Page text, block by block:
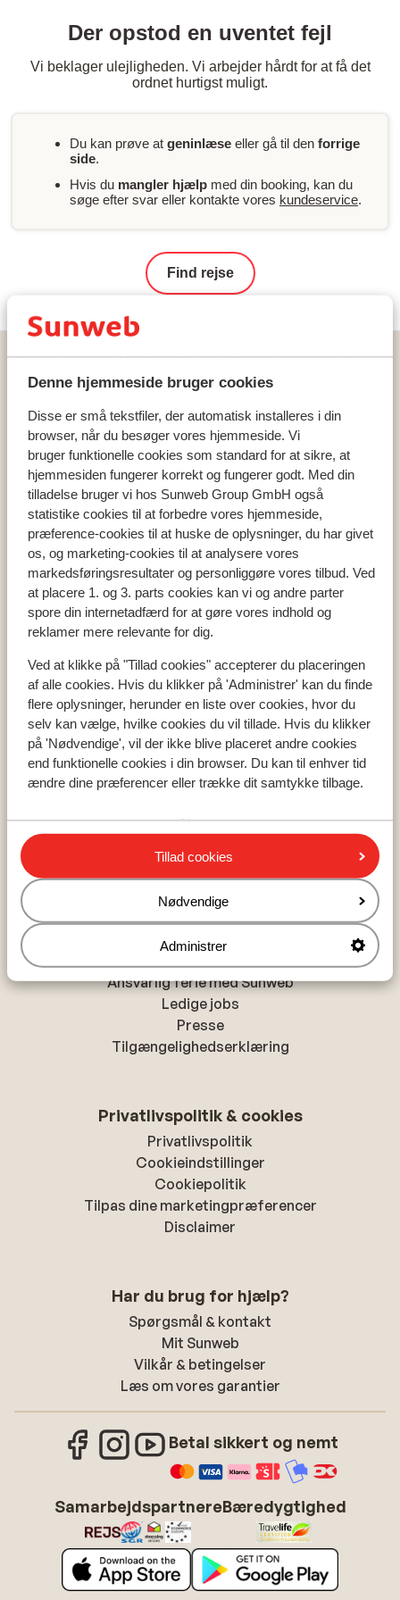
Denne hjemmeside bruger cookies
Disse er små tekstfiler, der automatisk installeres i din
browser, når du besøger vores hjemmeside. Vi
bruger funktionelle cookies som standard for at sikre, at
hjemmesiden fungerer korrekt og fungerer godt. Med din
tilladelse bruger vi hos Sunweb Group GmbH også
statistike cookies til at forbedre vores hjemmeside,
præference-cookies til at huske de oplysninger, du har givet
os, og marketing-cookies til at analysere vores
markedsføringsresultater og personliggøre vores tilbud. Ved
at placere 1. og 3. parts cookies kan vi og andre parter
spore din internetadfærd for at gøre vores indhold og
reklamer mere relevante for dig.
Ved at klikke på "Tillad cookies" accepterer du placeringen
af alle cookies. Hvis du klikker på 'Administrer' kan du finde
flere oplysninger, herunder en liste over cookies, hvor du
selv kan vælge, hvilke cookies du vil tillade. Hvis du klikker
på 'Nødvendige', vil der ikke blive placeret andre cookies
end funktionelle cookies i din browser. Du kan til enhver tid
ændre dine præferencer eller trække dit samtykke tilbage.
Tillad cookies
Nødvendige
Administrer
Der opstod en uventet fejl
Vi beklager ulejligheden. Vi arbejder hårdt for at få det
ordnet hurtigst muligt.
Du kan prøve at geninlæse eller gå til den forrige
side.
Hvis du mangler hjælp med din booking, kan du
søge efter svar eller kontakte vores kundeservice.
Find rejse
Hjem Rejser Grækenland Zakynthos
Laganas
Suites Mon Repo
Populære lande
Tyrkiet
Grækenland
Egypten
Cypern
Populære regioner
Tyrkiets sydkyst
Kreta
Mallorca
Madeira
Alanya
Hurghada
Om Sunweb
Ansvarlig ferie med Sunweb
Ledige jobs
Presse
Tilgængelighedserklæring
Privatlivspolitik & cookies
Privatlivspolitik
Cookieindstillinger
Cookiepolitik
Tilpas dine marketingpræferencer
Disclaimer
Har du brug for hjælp?
Spørgsmål & kontakt
Mit Sunweb
Vilkår & betingelser
Læs om vores garantier
Betal sikkert og nemt
SamarbejdspartnereBæredygtighed